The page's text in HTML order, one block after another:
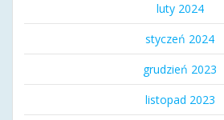
luty 2024
styczeń 2024
grudzień 2023
listopad 2023